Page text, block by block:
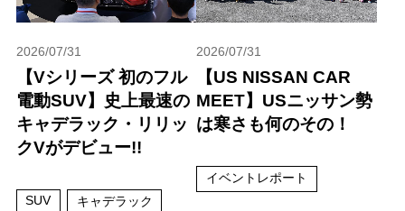
2026/07/31
【Vシリーズ 初のフル
電動SUV】史上最速の
キャデラック・リリッ
クVがデビュー!!
SUV キャデラック
2026/07/31
【US NISSAN CAR
MEET】USニッサン勢
は寒さも何のその！
イベントレポート